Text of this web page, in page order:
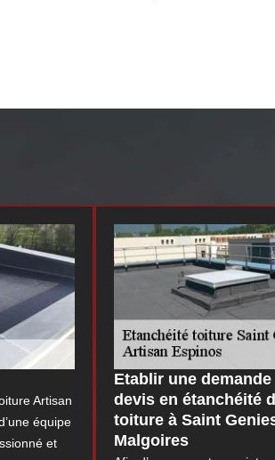
Artisan
équipe
et
Etablir une demande
devis en étanchéité
toiture à Saint
Malgoires